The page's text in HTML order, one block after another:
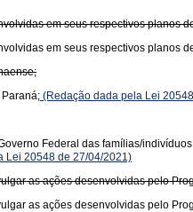
em seus respectivos planos
em seus respectivos planos
(Redação dada pela Lei
Federal das famílias/
Lei 20548 de 27/04/2021)
as ações desenvolvidas pelo
as ações desenvolvidas pelo